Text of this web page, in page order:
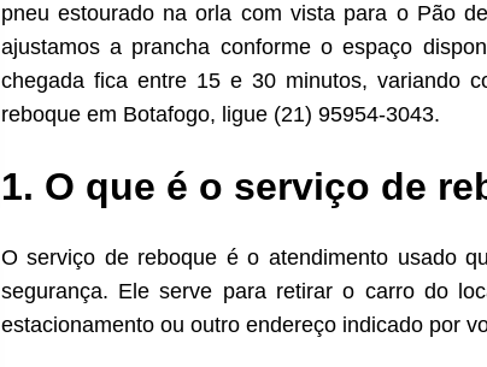
pneu estourado na orla com vista para o Pão
ajustamos a prancha conforme o espaço
chegada fica entre 15 e 30 minutos, variando
reboque em Botafogo, ligue (21) 95954-3043.
1. O que é o serviço de
O serviço de reboque é o atendimento usado
segurança. Ele serve para retirar o carro do
estacionamento ou outro endereço indicado por